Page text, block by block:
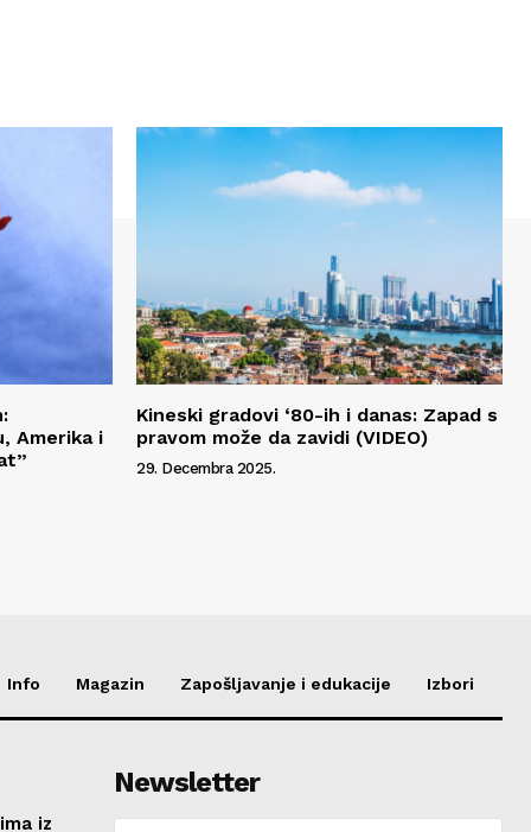
Amerika i
Kineski gradovi ‘80-ih i danas: Zapad s
pravom može da zavidi (VIDEO)
29. Decembra 2025.
Info Magazin Zapošljavanje i edukacije Izbori
iz
Newsletter